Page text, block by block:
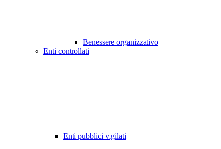
Benessere organizzativo
Enti controllati
Enti pubblici vigilati